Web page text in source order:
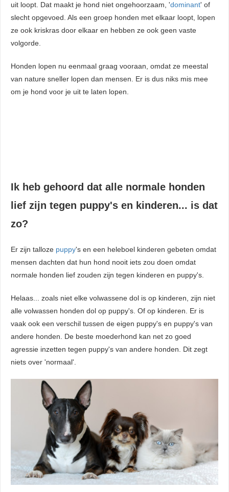
uit loopt. Dat maakt je hond niet ongehoorzaam, 'dominant' of
slecht opgevoed. Als een groep honden met elkaar loopt, lopen
ze ook kriskras door elkaar en hebben ze ook geen vaste
volgorde.
Honden lopen nu eenmaal graag vooraan, omdat ze meestal
van nature sneller lopen dan mensen. Er is dus niks mis mee
om je hond voor je uit te laten lopen.
Ik heb gehoord dat alle normale honden
lief zijn tegen puppy's en kinderen... is dat
zo?
Er zijn talloze puppy's en een heleboel kinderen gebeten omdat
mensen dachten dat hun hond nooit iets zou doen omdat
normale honden lief zouden zijn tegen kinderen en puppy's.
Helaas... zoals niet elke volwassene dol is op kinderen, zijn niet
alle volwassen honden dol op puppy's. Of op kinderen. Er is
vaak ook een verschil tussen de eigen puppy's en puppy's van
andere honden. De beste moederhond kan net zo goed
agressie inzetten tegen puppy's van andere honden. Dit zegt
niets over 'normaal'.